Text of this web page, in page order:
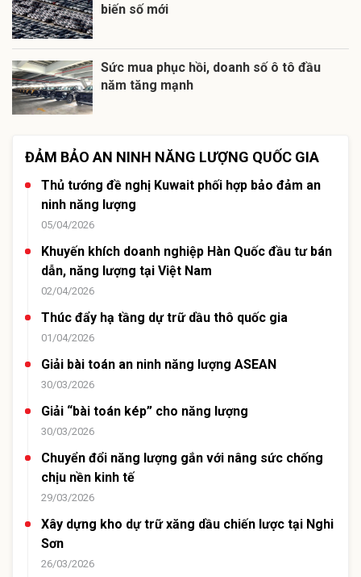
biến số mới
Sức mua phục hồi, doanh số ô tô đầu
năm tăng mạnh
ĐẢM BẢO AN NINH NĂNG LƯỢNG QUỐC GIA
Thủ tướng đề nghị Kuwait phối hợp bảo đảm an
ninh năng lượng
05/04/2026
Khuyến khích doanh nghiệp Hàn Quốc đầu tư bán
dẫn, năng lượng tại Việt Nam
02/04/2026
Thúc đẩy hạ tầng dự trữ dầu thô quốc gia
01/04/2026
Giải bài toán an ninh năng lượng ASEAN
30/03/2026
Giải “bài toán kép” cho năng lượng
30/03/2026
Chuyển đổi năng lượng gắn với nâng sức chống
chịu nền kinh tế
29/03/2026
Xây dựng kho dự trữ xăng dầu chiến lược tại Nghi
Sơn
26/03/2026